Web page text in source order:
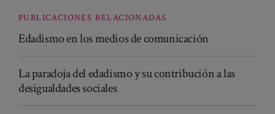
PUBLICACIONES RELACIONADAS
Edadismo en los medios de comunicación
La paradoja del edadismo y su contribución a las
desigualdades sociales